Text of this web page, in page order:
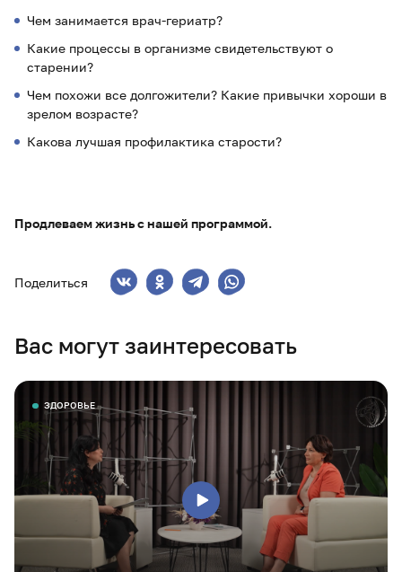
Чем занимается врач-гериатр?
Какие процессы в организме свидетельствуют о
старении?
Чем похожи все долгожители? Какие привычки хороши в
зрелом возрасте?
Какова лучшая профилактика старости?
Продлеваем жизнь с нашей программой.
Поделиться
Вас могут заинтересовать
ЗДОРОВЬЕ